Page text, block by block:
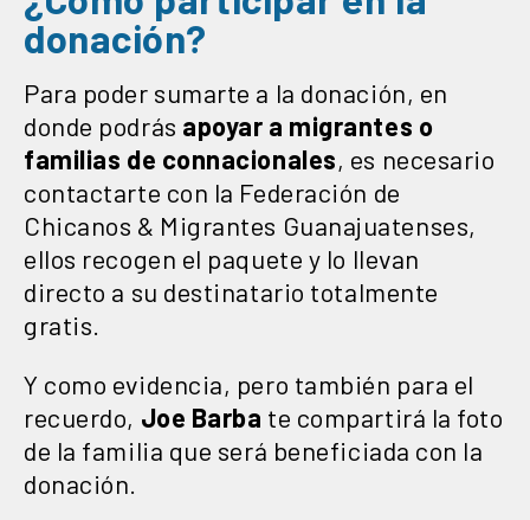
donación?
Para poder sumarte a la donación, en
donde podrás apoyar a migrantes o
familias de connacionales, es necesario
contactarte con la Federación de
Chicanos & Migrantes Guanajuatenses,
ellos recogen el paquete y lo llevan
directo a su destinatario totalmente
gratis.
Y como evidencia, pero también para el
recuerdo, Joe Barba te compartirá la foto
de la familia que será beneficiada con la
donación.